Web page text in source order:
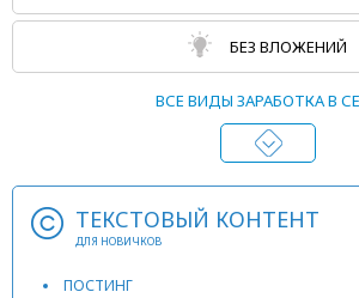
БЕЗ ВЛОЖЕНИЙ
ВСЕ ВИДЫ ЗАРАБОТКА В
ТЕКСТОВЫЙ КОНТЕНТ
ДЛЯ НОВИЧКОВ
ПОСТИНГ